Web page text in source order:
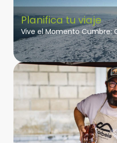
Planifica tu viaje
Vive el Momento Cumbre: